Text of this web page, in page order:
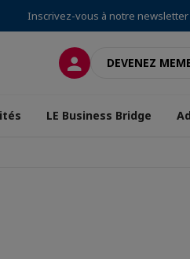
Inscrivez-vous à notre newsletter
CONNEXION
DEVENEZ
LE Business Bridge